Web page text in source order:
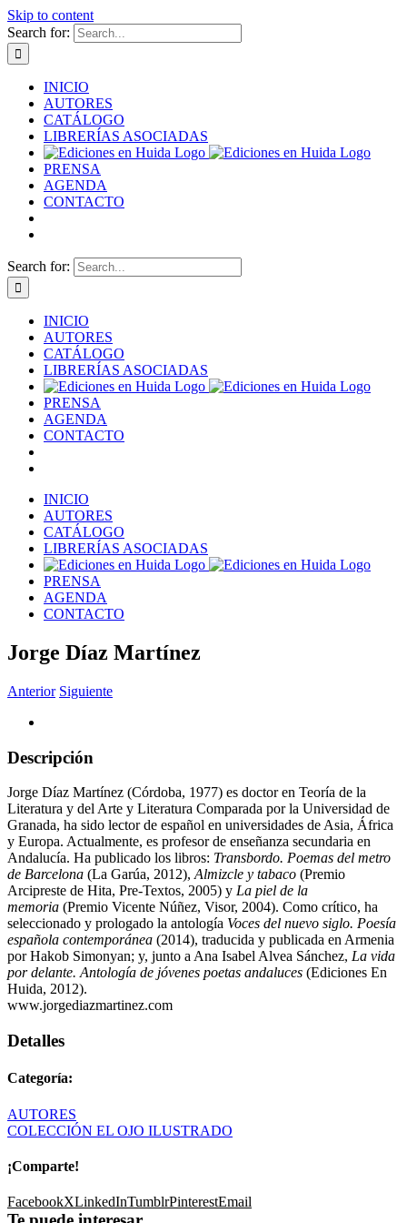
Skip to content
Search for:
INICIO
AUTORES
CATÁLOGO
LIBRERÍAS ASOCIADAS
PRENSA
AGENDA
CONTACTO
Search for:
INICIO
AUTORES
CATÁLOGO
LIBRERÍAS ASOCIADAS
PRENSA
AGENDA
CONTACTO
INICIO
AUTORES
CATÁLOGO
LIBRERÍAS ASOCIADAS
PRENSA
AGENDA
CONTACTO
Jorge Díaz Martínez
Anterior Siguiente
Descripción
Jorge Díaz Martínez (Córdoba, 1977) es doctor en Teoría de la
Literatura y del Arte y Literatura Comparada por la Universidad de
Granada, ha sido lector de español en universidades de Asia, África
y Europa. Actualmente, es profesor de enseñanza secundaria en
Andalucía. Ha publicado los libros: Transbordo. Poemas del metro
de Barcelona (La Garúa, 2012), Almizcle y tabaco (Premio
Arcipreste de Hita, Pre-Textos, 2005) y La piel de la
memoria (Premio Vicente Núñez, Visor, 2004). Como crítico, ha
seleccionado y prologado la antología Voces del nuevo siglo. Poesía
española contemporánea (2014), traducida y publicada en Armenia
por Hakob Simonyan; y, junto a Ana Isabel Alvea Sánchez, La vida
por delante. Antología de jóvenes poetas andaluces (Ediciones En
Huida, 2012).
www.jorgediazmartinez.com
Detalles
Categoría:
AUTORES
COLECCIÓN EL OJO ILUSTRADO
¡Comparte!
FacebookXLinkedInTumblrPinterestEmail